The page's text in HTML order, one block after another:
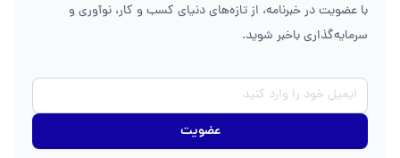
با عضویت در خبرنامه، از تازه‌های دنیای کسب و کار، نوآوری و
سرمایه‌گذاری باخبر شوید.
عضویت